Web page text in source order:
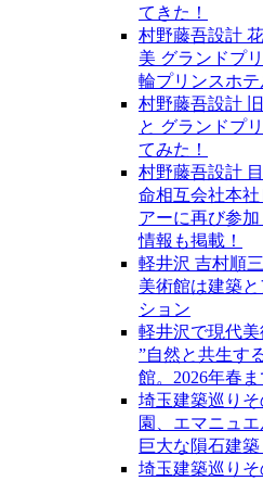
てきた！
村野藤吾設計
美 グランドプ
輪プリンスホテ
村野藤吾設計
と グランドプ
てみた！
村野藤吾設計
命相互会社本
アーに再び参
情報も掲載！
軽井沢 吉村順
美術館は建築
ション
軽井沢で現代
”自然と共生す
館。2026年春ま
埼玉建築巡り
園、エマニュ
巨大な隕石建
埼玉建築巡り